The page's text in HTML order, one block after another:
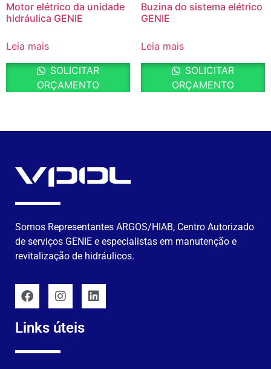
Motor elétrico da unidade
hidráulica GENIE
Leia mais
SOLICITAR
ORÇAMENTO
Buzina do sistema elétrico
GENIE
Leia mais
SOLICITAR
ORÇAMENTO
Somos Representantes ARGOS/HIAB, Centro Autorizado
de serviços GENIE e especialistas em manutenção e
revitalização de hidráulicos.
Links úteis